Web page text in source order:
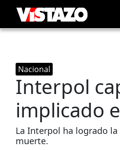
Nacional
Interpol
implicado
La Interpol ha logrado
muerte.​​​